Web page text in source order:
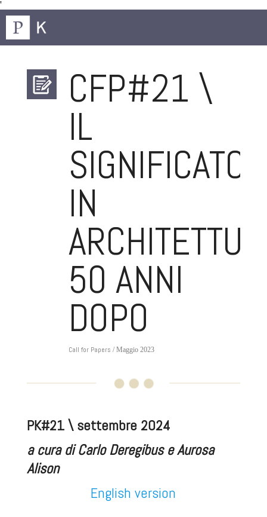
'
CFP#21 \
IL
SIGNIFICATO
IN
50 ANNI
DOPO
Call for Papers / Maggio 2023
PK#21 \ settembre 2024
a cura di Carlo Deregibus e Aurosa
Alison
English version